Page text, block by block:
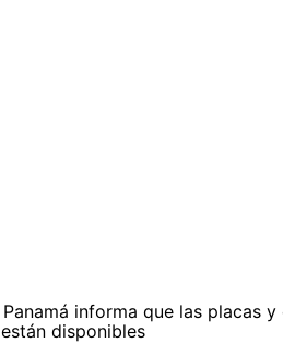
informa que las placas
disponibles